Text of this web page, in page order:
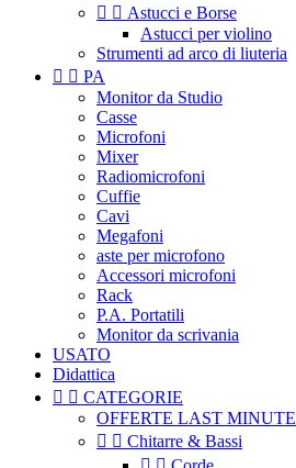
  Astucci e Borse
Astucci per violino
Strumenti ad arco di liuteria
  PA
Monitor da Studio
Casse
Microfoni
Mixer
Radiomicrofoni
Cuffie
Cavi
Megafoni
aste per microfono
Accessori microfoni
Rack
P.A. Portatili
Monitor da scrivania
USATO
Didattica
  CATEGORIE
OFFERTE LAST MINUTE
  Chitarre & Bassi